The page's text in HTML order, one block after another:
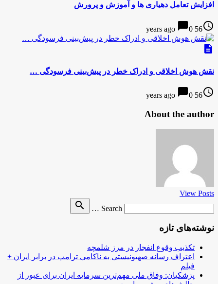
افزایش تعامل دهیاری ها و آموزش و پرورش
access_time
56 years ago
chat_bubble0
description
نقش هوش اخلاقی و ادراک خطر در پیش‌بینی فرسودگی …
access_time
56 years ago
chat_bubble0
About the author
View Posts
Search …
search
نوشته‌های تازه
تکذیب وقوع انفجار در مرز شلمچه
اعتراف رسانه صهیونیستی به ناکامی ترامپ در برابر ایران +
فیلم
پزشکیان: وفاق ملی مهم‌ترین سرمایه ایران برای عبور از